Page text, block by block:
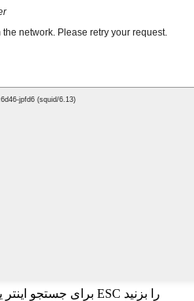
برای جستجو اینتر یا برای بستن ESC را بزنید